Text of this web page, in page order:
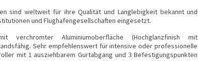
sind weltweit für ihre Qualität und Langlebigkeit bekannt und
und Flughafengesellschaften eingesetzt.
verchromter Aluminiumoberfläche (Hochglanzfinish mit
Sehr empfehlenswert für intensive oder professionelle
mit 1 ausziehbarem Gurtabgang und 3 Befestigungspunkten